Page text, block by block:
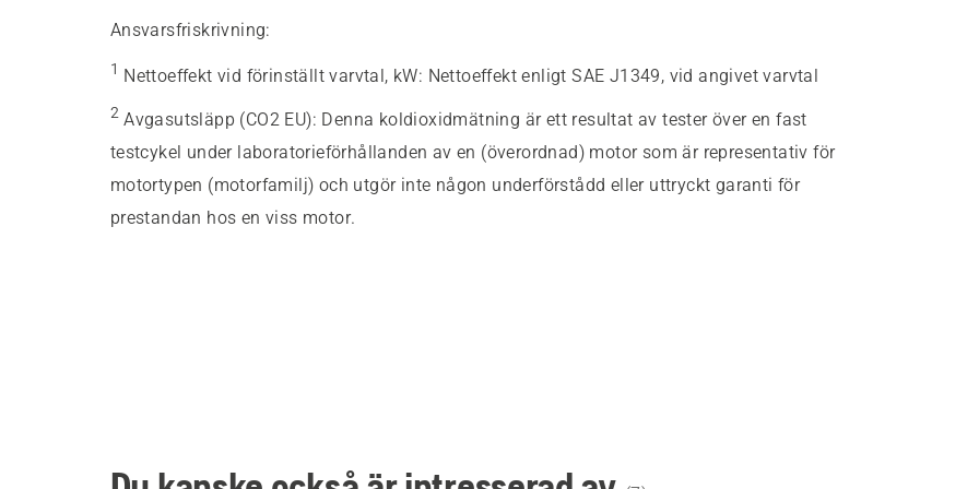
Ansvarsfriskrivning:
1 Nettoeffekt vid förinställt varvtal, kW: Nettoeffekt enligt SAE J1349, vid angivet varvtal
2 Avgasutsläpp (CO2 EU): Denna koldioxidmätning är ett resultat av tester över en fast
testcykel under laboratorieförhållanden av en (överordnad) motor som är representativ för
motortypen (motorfamilj) och utgör inte någon underförstådd eller uttryckt garanti för
prestandan hos en viss motor.